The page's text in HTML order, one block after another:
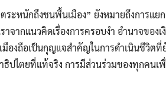
ะหนักถึงชนพื้นเมือง” ยังหมายถึงการแย
ากแนวคิดเรื่องการครอบงำ อำนาจของ
มืองถือเป็นกุญแจสำคัญในการดำเนินชีวิต
ปไตยที่แท้จริง การมีส่วนร่วมของทุกคนเ